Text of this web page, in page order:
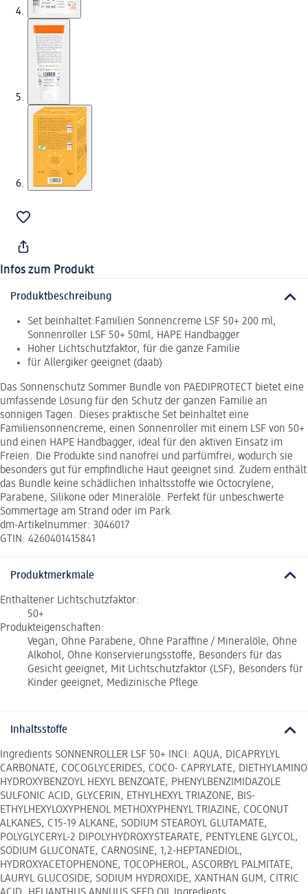
Infos zum Produkt
Produktbeschreibung
Set beinhaltet:Familien Sonnencreme LSF 50+ 200 ml,
Sonnenroller LSF 50+ 50ml, HAPE Handbagger
Hoher Lichtschutzfaktor, für die ganze Familie
für Allergiker geeignet (daab)
Das Sonnenschutz Sommer Bundle von PAEDIPROTECT bietet eine
umfassende Lösung für den Schutz der ganzen Familie an
sonnigen Tagen. Dieses praktische Set beinhaltet eine
Familiensonnencreme, einen Sonnenroller mit einem LSF von 50+
und einen HAPE Handbagger, ideal für den aktiven Einsatz im
Freien. Die Produkte sind nanofrei und parfümfrei, wodurch sie
besonders gut für empfindliche Haut geeignet sind. Zudem enthält
das Bundle keine schädlichen Inhaltsstoffe wie Octocrylene,
Parabene, Silikone oder Mineralöle. Perfekt für unbeschwerte
Sommertage am Strand oder im Park.
dm-Artikelnummer: 3046017
GTIN: 4260401415841
Produktmerkmale
Enthaltener Lichtschutzfaktor:
50+
Produkteigenschaften:
Vegan, Ohne Parabene, Ohne Paraffine / Mineralöle, Ohne
Alkohol, Ohne Konservierungsstoffe, Besonders für das
Gesicht geeignet, Mit Lichtschutzfaktor (LSF), Besonders für
Kinder geeignet, Medizinische Pflege
Inhaltsstoffe
Ingredients SONNENROLLER LSF 50+ INCI: AQUA, DICAPRYLYL
CARBONATE, COCOGLYCERIDES, COCO- CAPRYLATE, DIETHYLAMINO
HYDROXYBENZOYL HEXYL BENZOATE, PHENYLBENZIMIDAZOLE
SULFONIC ACID, GLYCERIN, ETHYLHEXYL TRIAZONE, BIS-
ETHYLHEXYLOXYPHENOL METHOXYPHENYL TRIAZINE, COCONUT
ALKANES, C15-19 ALKANE, SODIUM STEAROYL GLUTAMATE,
POLYGLYCERYL-2 DIPOLYHYDROXYSTEARATE, PENTYLENE GLYCOL,
SODIUM GLUCONATE, CARNOSINE, 1,2-HEPTANEDIOL,
HYDROXYACETOPHENONE, TOCOPHEROL, ASCORBYL PALMITATE,
LAURYL GLUCOSIDE, SODIUM HYDROXIDE, XANTHAN GUM, CITRIC